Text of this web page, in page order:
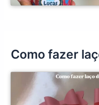
Como fazer